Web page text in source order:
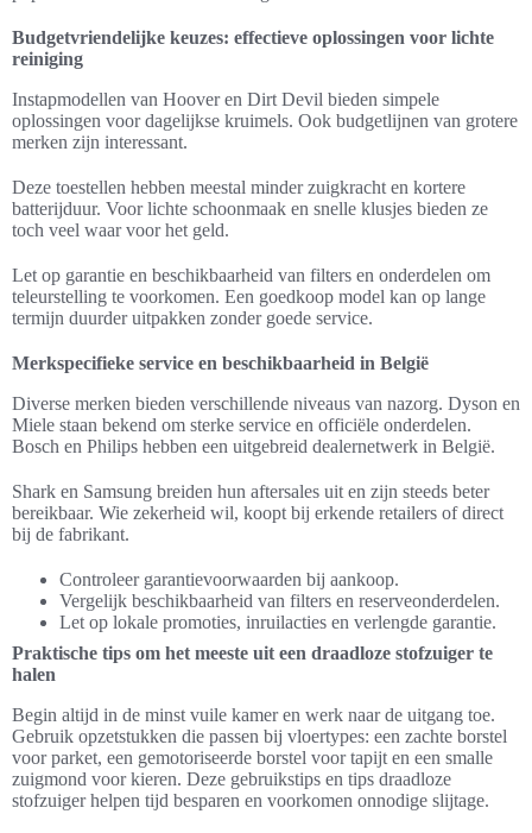
Budgetvriendelijke keuzes: effectieve oplossingen voor lichte
reiniging
Instapmodellen van Hoover en Dirt Devil bieden simpele
oplossingen voor dagelijkse kruimels. Ook budgetlijnen van grotere
merken zijn interessant.
Deze toestellen hebben meestal minder zuigkracht en kortere
batterijduur. Voor lichte schoonmaak en snelle klusjes bieden ze
toch veel waar voor het geld.
Let op garantie en beschikbaarheid van filters en onderdelen om
teleurstelling te voorkomen. Een goedkoop model kan op lange
termijn duurder uitpakken zonder goede service.
Merkspecifieke service en beschikbaarheid in België
Diverse merken bieden verschillende niveaus van nazorg. Dyson en
Miele staan bekend om sterke service en officiële onderdelen.
Bosch en Philips hebben een uitgebreid dealernetwerk in België.
Shark en Samsung breiden hun aftersales uit en zijn steeds beter
bereikbaar. Wie zekerheid wil, koopt bij erkende retailers of direct
bij de fabrikant.
Controleer garantievoorwaarden bij aankoop.
Vergelijk beschikbaarheid van filters en reserveonderdelen.
Let op lokale promoties, inruilacties en verlengde garantie.
Praktische tips om het meeste uit een draadloze stofzuiger te
halen
Begin altijd in de minst vuile kamer en werk naar de uitgang toe.
Gebruik opzetstukken die passen bij vloertypes: een zachte borstel
voor parket, een gemotoriseerde borstel voor tapijt en een smalle
zuigmond voor kieren. Deze gebruikstips en tips draadloze
stofzuiger helpen tijd besparen en voorkomen onnodige slijtage.